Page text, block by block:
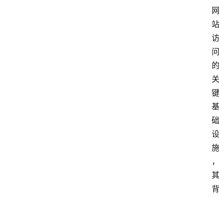
网
站
访
问
的
关
键
基
础
设
施
，
其
背